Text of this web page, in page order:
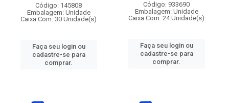
Código: 145808
Embalagem: Unidade
Caixa Com: 30 Unidade(s)
Faça seu login ou
cadastre-se para
comprar.
Código: 933690
Embalagem: Unidade
Caixa Com: 24 Unidade(s)
Faça seu login ou
cadastre-se para
comprar.